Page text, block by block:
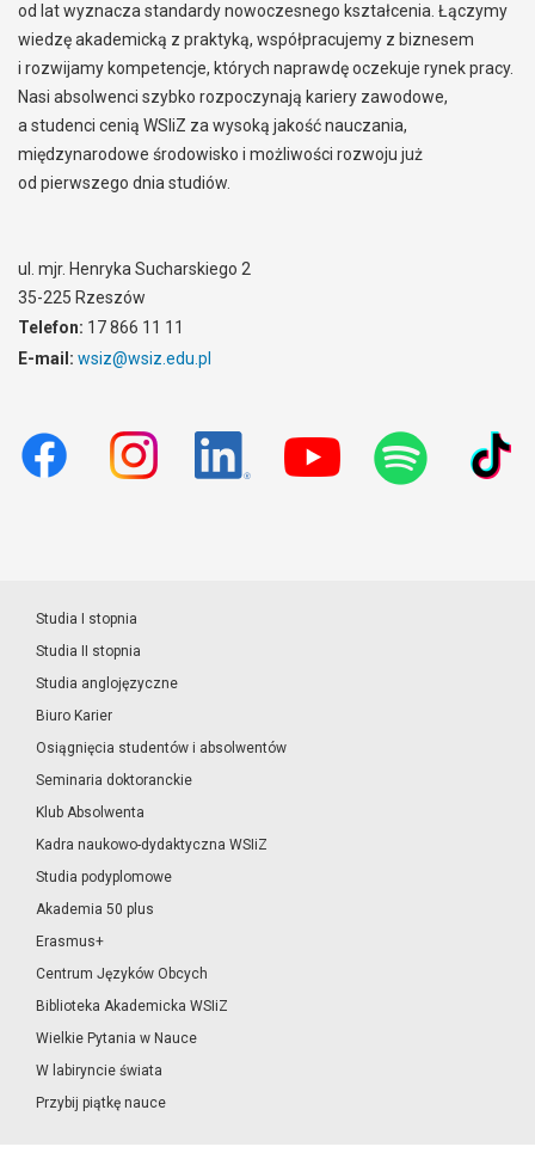
od lat wyznacza standardy nowoczesnego kształcenia. Łączymy
wiedzę akademicką z praktyką, współpracujemy z biznesem
i rozwijamy kompetencje, których naprawdę oczekuje rynek pracy.
Nasi absolwenci szybko rozpoczynają kariery zawodowe,
a studenci cenią WSIiZ za wysoką jakość nauczania,
międzynarodowe środowisko i możliwości rozwoju już
od pierwszego dnia studiów.
ul. mjr. Henryka Sucharskiego 2
35-225 Rzeszów
Telefon: 17 866 11 11
E-mail: wsiz@wsiz.edu.pl
Studia I stopnia
Studia II stopnia
Studia anglojęzyczne
Biuro Karier
Osiągnięcia studentów i absolwentów
Seminaria doktoranckie
Klub Absolwenta
Kadra naukowo-dydaktyczna WSIiZ
Studia podyplomowe
Akademia 50 plus
Erasmus+
Centrum Języków Obcych
Biblioteka Akademicka WSIiZ
Wielkie Pytania w Nauce
W labiryncie świata
Przybij piątkę nauce